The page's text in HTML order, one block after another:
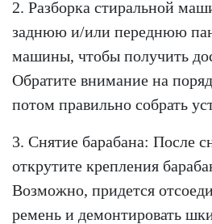
2. Разборка стиральной
заднюю и/или переднюю
машины, чтобы получить
Обратите внимание на
потом правильно собрать
3. Снятие барабана: После
открутите крепления
Возможно, придется
ремень и демонтировать